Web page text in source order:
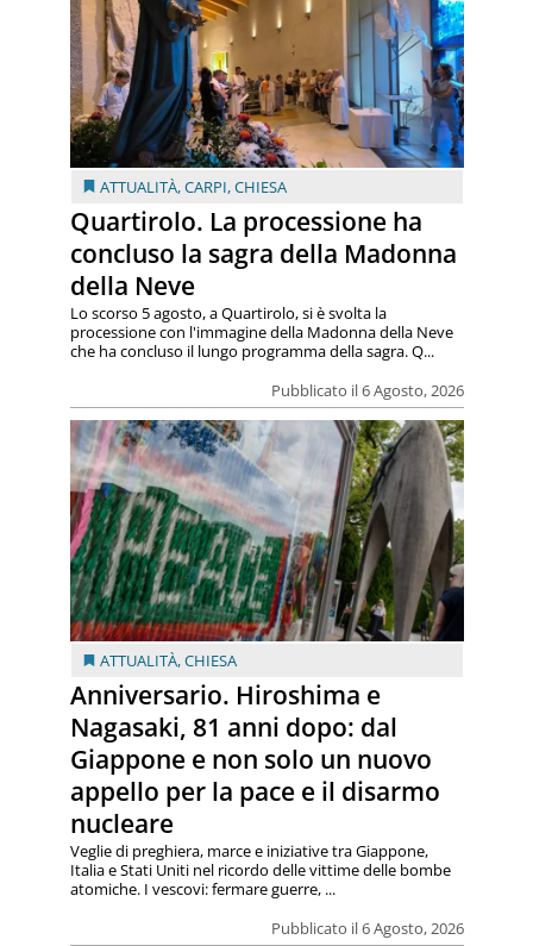
ATTUALITÀ,CARPI,CHIESA
Quartirolo. La processione ha
concluso la sagra della Madonna
della Neve
Pubblicato il 6 Agosto, 2026
Lo scorso 5 agosto, a Quartirolo, si è svolta la
processione con l'immagine della Madonna della Neve
che ha concluso il lungo programma della sagra. Q...
ATTUALITÀ,CHIESA
Anniversario. Hiroshima e
Nagasaki, 81 anni dopo: dal
Giappone e non solo un nuovo
appello per la pace e il disarmo
nucleare
Pubblicato il 6 Agosto, 2026
Veglie di preghiera, marce e iniziative tra Giappone,
Italia e Stati Uniti nel ricordo delle vittime delle bombe
atomiche. I vescovi: fermare guerre, ...